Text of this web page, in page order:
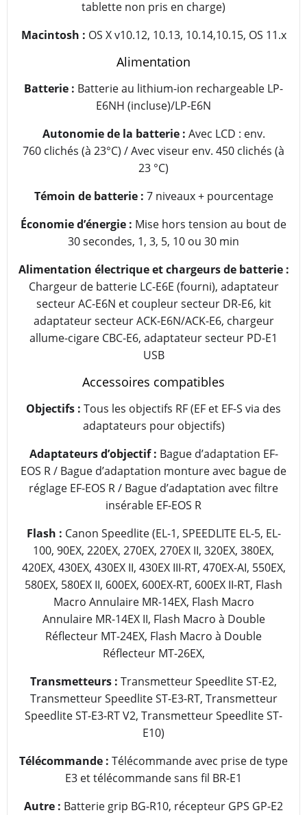
tablette non pris en charge)
Macintosh : OS X v10.12, 10.13, 10.14,10.15, OS 11.x
Alimentation
Batterie : Batterie au lithium-ion rechargeable LP-
E6NH (incluse)/LP-E6N
Autonomie de la batterie : Avec LCD : env.
760 clichés (à 23°C) / Avec viseur env. 450 clichés (à
23 °C)
Témoin de batterie : 7 niveaux + pourcentage
Économie d’énergie : Mise hors tension au bout de
30 secondes, 1, 3, 5, 10 ou 30 min
Alimentation électrique et chargeurs de batterie :
Chargeur de batterie LC-E6E (fourni), adaptateur
secteur AC-E6N et coupleur secteur DR-E6, kit
adaptateur secteur ACK-E6N/ACK-E6, chargeur
allume-cigare CBC-E6, adaptateur secteur PD-E1
USB
Accessoires compatibles
Objectifs : Tous les objectifs RF (EF et EF-S via des
adaptateurs pour objectifs)
Adaptateurs d’objectif : Bague d’adaptation EF-
EOS R / Bague d’adaptation monture avec bague de
réglage EF-EOS R / Bague d’adaptation avec filtre
insérable EF-EOS R
Flash : Canon Speedlite (EL-1, SPEEDLITE EL-5, EL-
100, 90EX, 220EX, 270EX, 270EX II, 320EX, 380EX,
420EX, 430EX, 430EX II, 430EX III-RT, 470EX-AI, 550EX,
580EX, 580EX II, 600EX, 600EX-RT, 600EX II-RT, Flash
Macro Annulaire MR-14EX, Flash Macro
Annulaire MR-14EX II, Flash Macro à Double
Réflecteur MT-24EX, Flash Macro à Double
Réflecteur MT-26EX,
Transmetteurs : Transmetteur Speedlite ST-E2,
Transmetteur Speedlite ST-E3-RT, Transmetteur
Speedlite ST-E3-RT V2, Transmetteur Speedlite ST-
E10)
Télécommande : Télécommande avec prise de type
E3 et télécommande sans fil BR-E1
Autre : Batterie grip BG-R10, récepteur GPS GP-E2